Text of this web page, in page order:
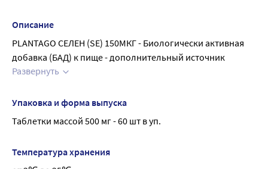
Описание
PLANTAGO СЕЛЕН (SE) 150МКГ - Биологически активная
добавка (БАД) к пище - дополнительный источник
селена.
репродуктивной функции организма, оказывает
антигипоксантное и антиоксидантное действие.
Жизненно важный микроэлемент. Повышает
Внешний вид и свойства: таблетка с четырьмя рисками
Развернуть
Упаковка и форма выпуска
Таблетки массой 500 мг - 60 шт в уп.
Температура хранения